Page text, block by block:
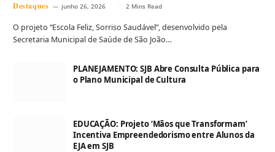
Destaques junho 26, 2026 2 Mins Read
O projeto “Escola Feliz, Sorriso Saudável”, desenvolvido pela
Secretaria Municipal de Saúde de São João…
PLANEJAMENTO: SJB Abre Consulta Pública para
o Plano Municipal de Cultura
EDUCAÇÃO: Projeto ‘Mãos que Transformam’
Incentiva Empreendedorismo entre Alunos da
EJA em SJB